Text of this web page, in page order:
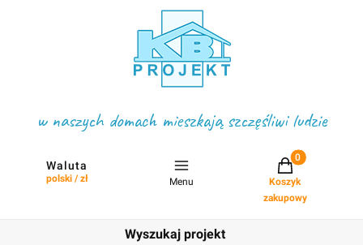
w naszych domach mieszkają szczęśliwi ludzie
Waluta
polski / zł Menu
Projekty w
Koszyk
zakupowy
Wyszukaj projekt